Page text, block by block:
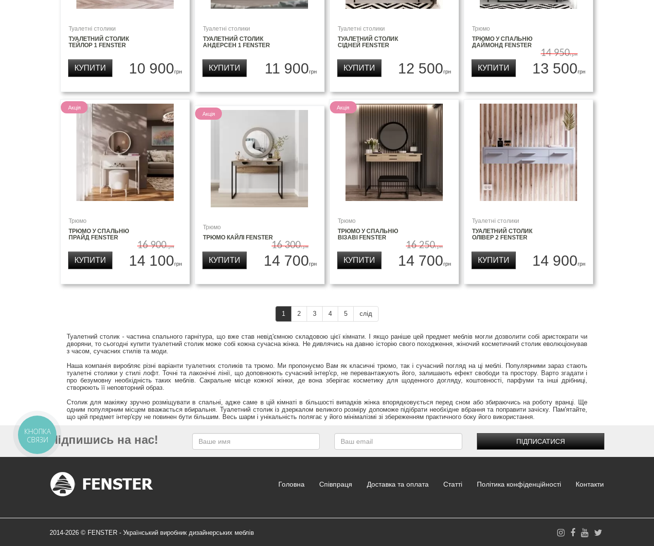
Туалетні столики
ТУАЛЕТНИЙ СТОЛИК
ТЕЙЛОР 1 FENSTER
10 900грн
КУПИТИ
Туалетні столики
ТУАЛЕТНИЙ СТОЛИК
АНДЕРСЕН 1 FENSTER
11 900грн
КУПИТИ
Туалетні столики
ТУАЛЕТНИЙ СТОЛИК
СІДНЕЙ FENSTER
12 500грн
КУПИТИ
Трюмо
ТРЮМО У СПАЛЬНЮ
ДАЙМОНД FENSTER
14 950грн
13 500грн
КУПИТИ
Акція
Трюмо
ТРЮМО У СПАЛЬНЮ
ПРАЙД FENSTER
16 900грн
14 100грн
КУПИТИ
Акція
Трюмо
ТРЮМО КАЙЛІ FENSTER
16 300грн
14 700грн
КУПИТИ
Акція
Трюмо
ТРЮМО У СПАЛЬНЮ
ВІЗАВІ FENSTER
16 250грн
14 700грн
КУПИТИ
Туалетні столики
ТУАЛЕТНИЙ СТОЛИК
ОЛІВЕР 2 FENSTER
14 900грн
КУПИТИ
1 2 3 4 5 слід
Туалетний столик - частина спального гарнітура, що вже став невід'ємною складовою цієї кімнати. І якщо раніше цей предмет меблів могли дозволити собі аристократи чи
дворяни, то сьогодні купити туалетний столик може собі кожна сучасна жінка. Не дивлячись на давню історію свого походження, жіночий косметичний столик еволюціонував
з часом, сучасних стилів та моди.
Наша компанія виробляє різні варіанти туалетних столиків та трюмо. Ми пропонуємо Вам як класичні трюмо, так і сучасний погляд на ці меблі. Популярними зараз стають
туалетні столики у стилі лофт. Точні та лаконічні лінії, що доповнюють сучасний інтер'єр, не перевантажують його, залишають ефект свободи та простору. Варто згадати і
про безумовну необхідність таких меблів. Сакральне місце кожної жінки, де вона зберігає косметику для щоденного догляду, коштовності, парфуми та інші дрібниці,
створюють її неповторний образ.
Столик для макіяжу зручно розміщувати в спальні, адже саме в цій кімнаті в більшості випадків жінка впорядковується перед сном або збираючись на роботу вранці. Ще
одним популярним місцем вважається вбиральня. Туалетний столик із дзеркалом великого розміру допоможе підібрати необхідне вбрання та поправити зачіску. Пам'ятайте,
що цей предмет інтер'єру не повинен бути більшим. Весь шарм і унікальність полягає у його мінімалізмі зі збереженням практичного боку його використання.
Підпишись на нас! ПІДПИСАТИСЯ
Головна Співпраця Доставка та оплата Статті Політика конфіденційності Контакти
2014-2026 © FENSTER - Український виробник дизайнерських меблів
КНОПКА
СВЯЗИ